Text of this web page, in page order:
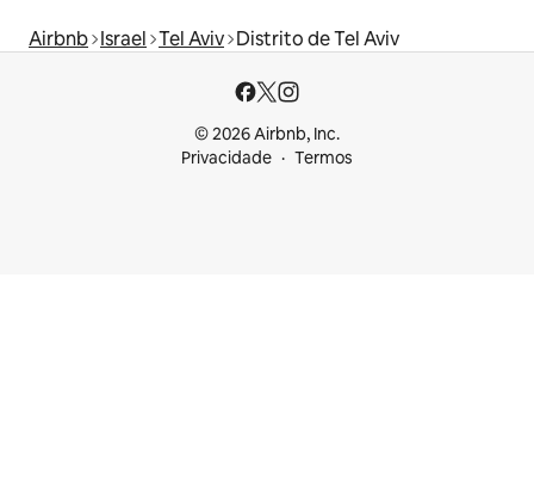
Airbnb Israel Tel Aviv Distrito de Tel Aviv
© 2026 Airbnb, Inc.
Privacidade
Termos